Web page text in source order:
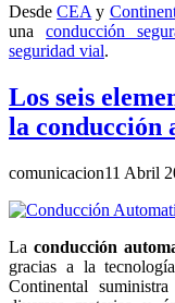
DesdeCEA y
unaconducción
seguridad vial.
Los seis
la conducción
comunicacion11 Abril
Laconducción
gracias a la
Continental